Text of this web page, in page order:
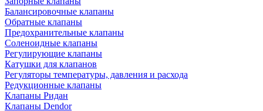
Балансировочные клапаны
Обратные клапаны
Предохранительные клапаны
Соленоидные клапаны
Регулирующие клапаны
Катушки для клапанов
Регуляторы температуры, давления и расхода
Редукционные клапаны
Клапаны Ридан
Клапаны Dendor